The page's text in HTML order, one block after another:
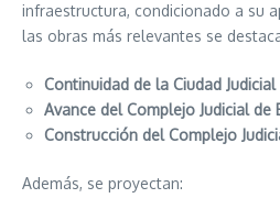
infraestructura, condicionado a su
las obras más relevantes se
Continuidad de la Ciudad
Avance del Complejo Judicial de
Construcción del Complejo
Además, se proyectan: